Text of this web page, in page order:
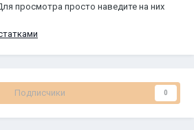
просмотра просто наведите на них
Подписчики 0